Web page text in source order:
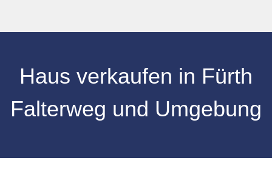
Haus verkaufen in Fürth
Falterweg und Umgebung